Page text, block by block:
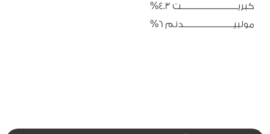
كبريـــــــــــــــــــــــــــــــت 4.3%
مولبيـــــــــــــــــــــــــــدنم 6%